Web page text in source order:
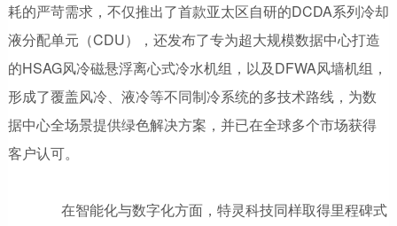
耗的严苛需求，不仅推出了首款亚太区自研的DCDA系列冷却
液分配单元（CDU），还发布了专为超大规模数据中心打造
的HSAG风冷磁悬浮离心式冷水机组，以及DFWA风墙机组，
形成了覆盖风冷、液冷等不同制冷系统的多技术路线，为数
据中心全场景提供绿色解决方案，并已在全球多个市场获得
客户认可。
在智能化与数字化方面，特灵科技同样取得里程碑式